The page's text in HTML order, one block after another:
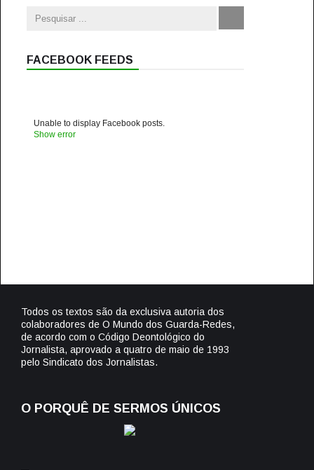
FACEBOOK FEEDS
Unable to display Facebook posts.
Show error
Todos os textos são da exclusiva autoria dos
colaboradores de O Mundo dos Guarda-Redes,
de acordo com o Código Deontológico do
Jornalista, aprovado a quatro de maio de 1993
pelo Sindicato dos Jornalistas.
O PORQUÊ DE SERMOS ÚNICOS